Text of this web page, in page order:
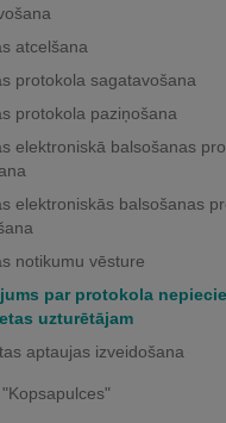
atcelšana
protokola sagatavošana
protokola paziņošana
elektroniskā balsošanas
elektroniskās balsošanas
notikumu vēsture
par protokola
uzturētājam
aptaujas izveidošana